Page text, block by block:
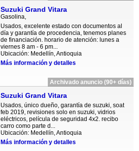
Suzuki Grand Vitara
Gasolina,
Usados, excelente estado con documentos al
día y garantía de procedencia, tenemos planes
de financiación. horario de atención: lunes a
viernes 8 am - 6 pm...
Ubicación: Medellín, Antioquia
Más información y detalles
Archivado anuncio (90+ días)
Suzuki Grand Vitara
Usados, único dueño, garantía de suzuki, soat
feb 2019, revisiones solo en suzuki, vidrios
eléctricos, película de seguridad 4x2. recibo
carro como parte d...
Ubicación: Medellín, Antioquia
Más información y detalles